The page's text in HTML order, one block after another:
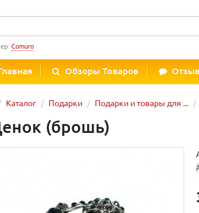
Comuro
Обзоры Товаров
Каталог Подарки Подарки и товары для ...
(брошь)